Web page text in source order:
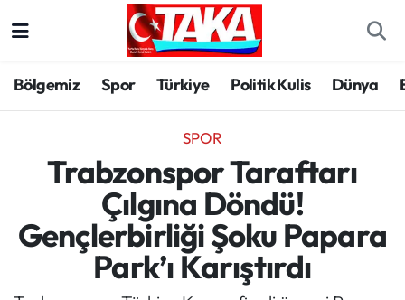
Bölgemiz Spor Türkiye Politik Kulis Dünya
SPOR
Trabzonspor Taraftarı
Çılgına Döndü!
Gençlerbirliği Şoku Papara
Park’ı Karıştırdı
Spor
Türkiye
Kültür/Sanat
Politika
Trabzon Hava Durumu
Trabzon Trafik Yoğunluk Haritası
Süper Lig Puan Durumu ve Fikstür
Tüm Manşetler